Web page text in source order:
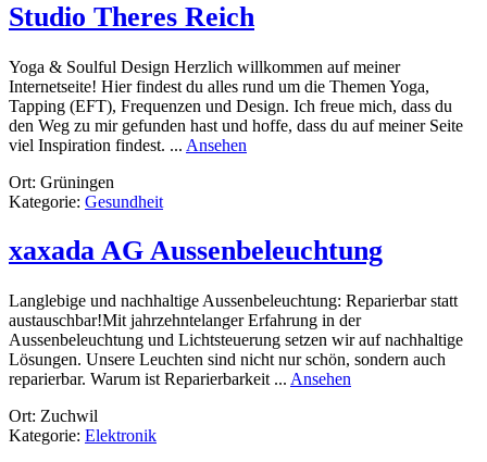
Studio Theres Reich
Yoga & Soulful Design Herzlich willkommen auf meiner
Internetseite! Hier findest du alles rund um die Themen Yoga,
Tapping (EFT), Frequenzen und Design. Ich freue mich, dass du
den Weg zu mir gefunden hast und hoffe, dass du auf meiner Seite
viel Inspiration findest. ... Ansehen
Ort: Grüningen
Kategorie: Gesundheit
xaxada AG Aussenbeleuchtung
Langlebige und nachhaltige Aussenbeleuchtung: Reparierbar statt
austauschbar! ​ Mit jahrzehntelanger Erfahrung in der
Aussenbeleuchtung und Lichtsteuerung setzen wir auf nachhaltige
Lösungen. Unsere Leuchten sind nicht nur schön, sondern auch
reparierbar. Warum ist Reparierbarkeit ... Ansehen
Ort: Zuchwil
Kategorie: Elektronik